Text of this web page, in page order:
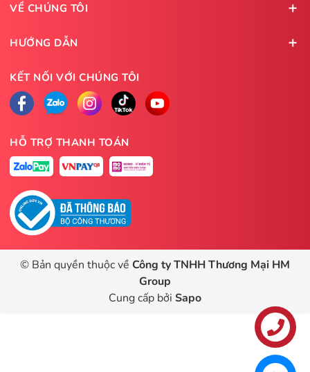
VỀ CHÚNG TÔI
HƯỚNG DẪN
KẾT NỐI VỚI CHÚNG TÔI
HỖ TRỢ THANH TOÁN
© Bản quyền thuộc về Công ty TNHH Thương Mại HM
Group
Cung cấp bởi Sapo
Liên hệ